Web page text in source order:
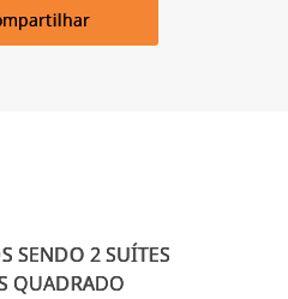
SENDO 2 SUÍTES
QUADRADO